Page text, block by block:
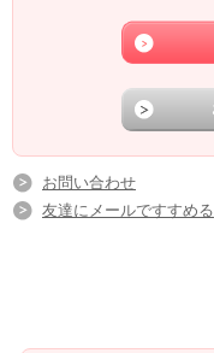
お問い合わせ
友達にメールですすめる